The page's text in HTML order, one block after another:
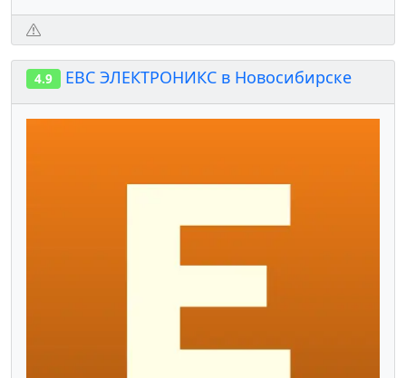
4.9 ЕВС ЭЛЕКТРОНИКС в Новосибирске